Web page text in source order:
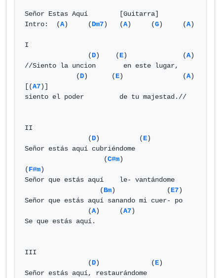
Señor Estas Aquí	[Guitarra]
Intro:  (A )	(Dm7 )	(A )	(G )	(A)
I
                (
D)    (E)              (A)
//Siento la uncion       en este lugar,
             (
D)      (E)               (A)
[(A7)]
siento el poder         de tu majestad.//
II
		(
D )	     (E)
Señor estás aquí cubriéndome
		    (
C#m)
(F#m)
Señor que estás aquí 	le- vantándome
                   (
Bm )		    (E7)
Señor que estás aquí sanando mi cuer- po
(A )	(A7)
Se que estás aquí.
III
		(
D )		(E)
Señor estás aquí, restaurándome